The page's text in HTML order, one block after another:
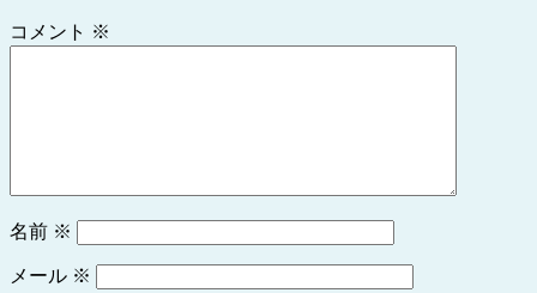
コメント ※
名前 ※
メール ※